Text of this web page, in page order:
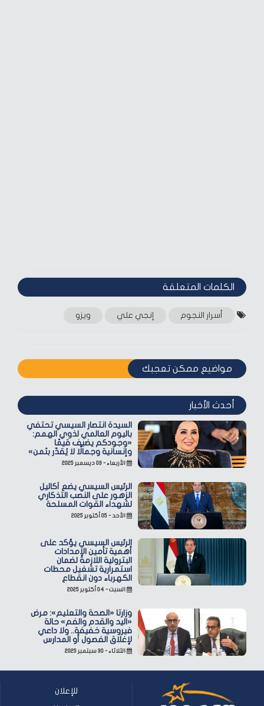
الكلمات المتعلقة‎
أسرار النجوم إنجي علي ويزو
مواضيع ممكن تعجبك
أحدث الأخبار
السيدة انتصار السيسي تحتفي
باليوم العالمي لذوي الهمم:
«وجودكم يضيف قيمًا
وإنسانية وجمالًا لا يُقدّر بثمن»
الأربعاء - ٠٣ ديسمبر ٢٠٢٥
الرئيس السيسي يضع أكاليل
الزهور على النصب التذكاري
لشهداء القوات المسلحة
الأحد - ٠٥ أكتوبر ٢٠٢٥
الرئيس السيسي يؤكد على
أهمية تأمين الإمدادات
البترولية اللازمة لضمان
استمرارية تشغيل محطات
الكهرباء دون انقطاع
السبت - ٠٤ أكتوبر ٢٠٢٥
وزارتا «الصحة والتعليم»: مرض
«اليد والقدم والفم» حالة
فيروسية خفيفة.. ولا داعي
لإغلاق الفصول أو المدارس
الثلاثاء - ٣٠ سبتمبر ٢٠٢٥
للإعلان